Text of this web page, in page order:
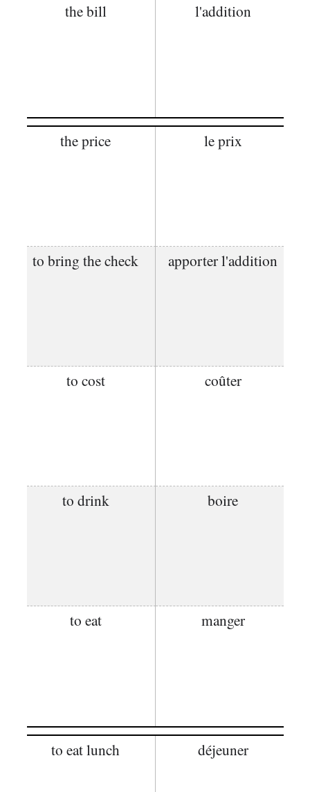
the bill l'addition
the price le prix
to bring the check apporter l'addition
to cost coûter
to drink boire
to eat manger
to eat lunch déjeuner